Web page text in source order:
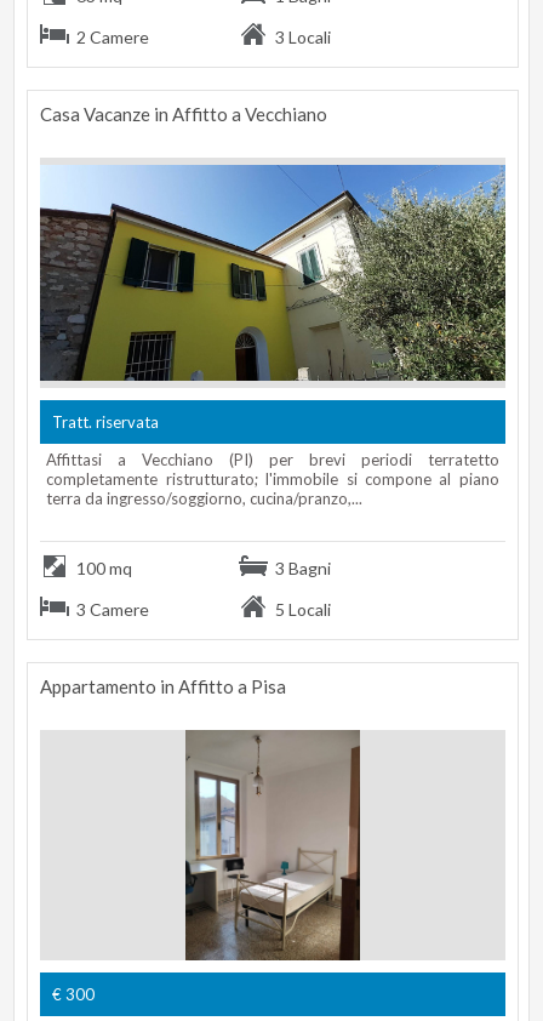
2 Camere
3 Locali
Casa Vacanze in Affitto a Vecchiano
Tratt. riservata
Affittasi a Vecchiano (PI) per brevi periodi terratetto
completamente ristrutturato; l'immobile si compone al piano
terra da ingresso/soggiorno, cucina/pranzo,...
100 mq
3 Bagni
3 Camere
5 Locali
Appartamento in Affitto a Pisa
€ 300